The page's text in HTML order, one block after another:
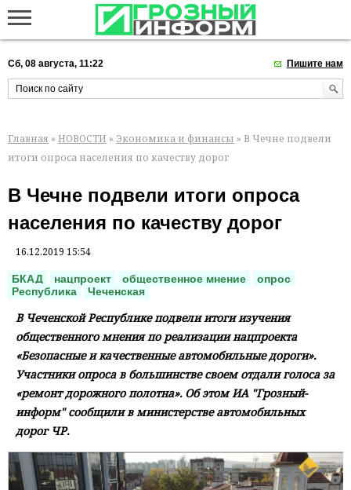
Сб, 08 августа, 11:22 Пишите нам
Главная » НОВОСТИ » Экономика и финансы » В Чечне подвели
итоги опроса населения по качеству дорог
В Чечне подвели итоги опроса
населения по качеству дорог
16.12.2019 15:54
БКАД нацпроект общественное мнение
опрос
Республика
Чеченская
В Чеченской Республике подвели итоги изучения
общественного мнения по реализации нацпроекта
«Безопасные и качественные автомобильные дороги».
Участники опроса в большинстве своем отдали голоса за
«ремонт дорожного полотна». Об этом ИА "Грозный-
информ" сообщили в министерстве автомобильных
дорог ЧР.